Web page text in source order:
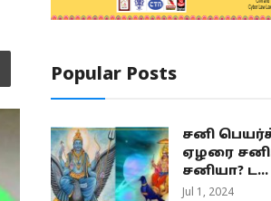
Popular Posts
சனி
ஏழரை
சனியா? ட...
Jul 1, 2024